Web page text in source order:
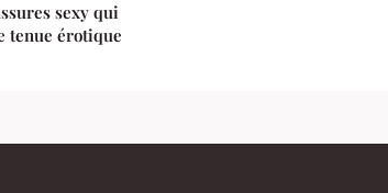
sexy qui
tenue érotique